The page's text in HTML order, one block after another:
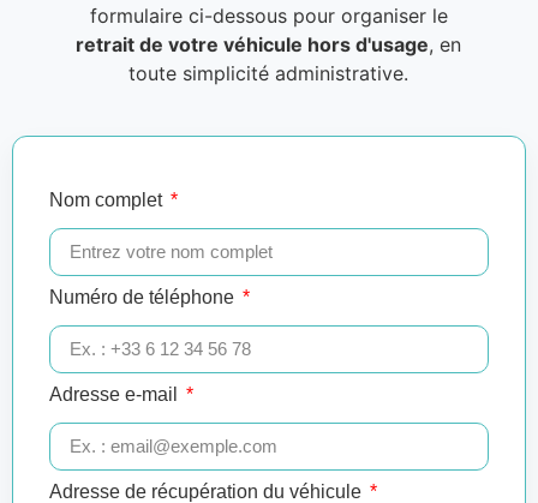
formulaire ci-dessous pour organiser le
retrait de votre véhicule hors d'usage, en
toute simplicité administrative.
Nom complet
Numéro de téléphone
Adresse e-mail
Adresse de récupération du véhicule